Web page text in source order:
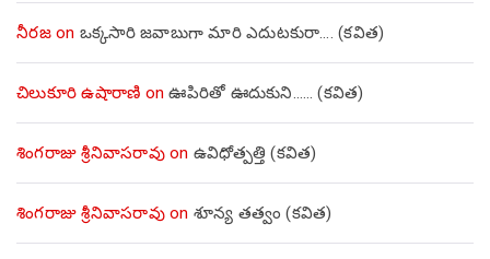
నీరజon ఒక్కసారి జవాబుగా మారి ఎదుటకురా…. (కవిత)
చిలుకూరి ఉషారాణి onఊపిరితో ఊదుకుని…… (కవిత)
శింగరాజు శ్రీనివాసరావుon ఉవిధోత్పత్తి (కవిత)
శింగరాజు శ్రీనివాసరావుon శూన్య తత్వం (కవిత)